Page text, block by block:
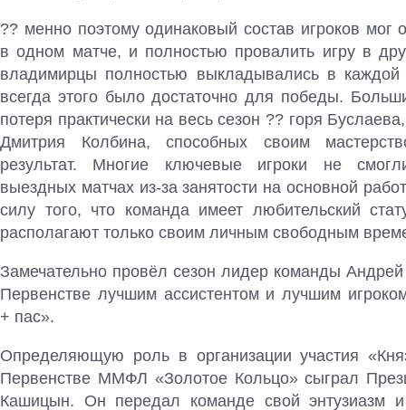
?? менно поэтому одинаковый состав игроков мог
в одном матче, и полностью провалить игру в
владимирцы полностью выкладывались в
всегда этого было достаточно для победы.
потеря практически на весь сезон ?? горя
Дмитрия Колбина, способных своим
результат. Многие ключевые игроки не
выездных матчах из-за занятости на основной
силу того, что команда имеет любительский
располагают только своим личным свободным
Замечательно провёл сезон лидер команды
Первенстве лучшим ассистентом и лучшим
+ пас».
Определяющую роль в организации участия
Первенстве ММФЛ «Золотое Кольцо» сыграл
Кашицын. Он передал команде свой энтузиазм